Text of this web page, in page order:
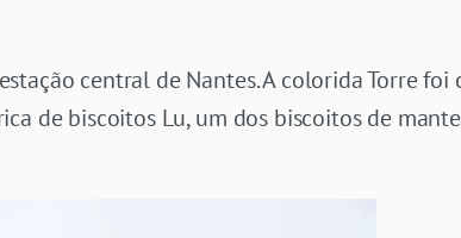
central de Nantes. A colorida Torre foi
de biscoitos Lu, um dos biscoitos de